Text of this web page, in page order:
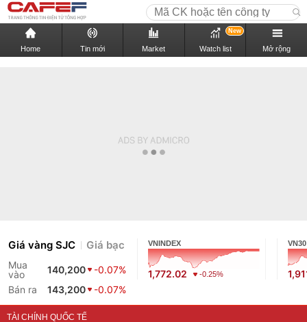
Home Tin mới Market Watch list
New
Mở rộng
Giá vàng SJC Giá bạc
Mua
vào
140,200
-0.07%
Bán ra
143,200 -0.07%
VNINDEX
1,772.02 -0.25%
VN30
TÀI CHÍNH QUỐC TẾ